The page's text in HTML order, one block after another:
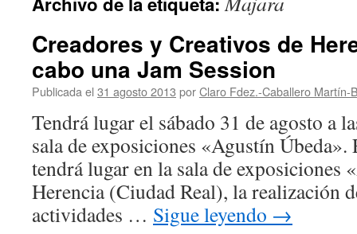
Creadores y Creativos de
cabo una Jam Session
Publicada el 31 agosto 2013 porClaro Fdez.-Caballero Martín-
Tendrá lugar el sábado 31 de agosto a
sala de exposiciones «Agustín Úbeda».
tendrá lugar en la sala de exposiciones
Herencia (Ciudad Real), la realización
actividades … Sigue leyendo →